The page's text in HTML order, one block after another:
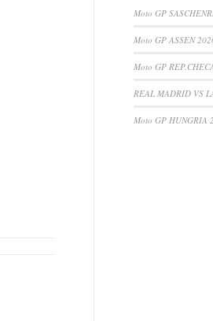
Moto GP
Moto GP ASSEN
Moto GP
REAL MADRID VS
Moto GP HUNGRIA